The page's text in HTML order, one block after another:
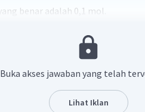
benar adalah 0,1 mol.
(mol) dapat dihitung
Buka akses jawaban yang telah
Lihat Iklan